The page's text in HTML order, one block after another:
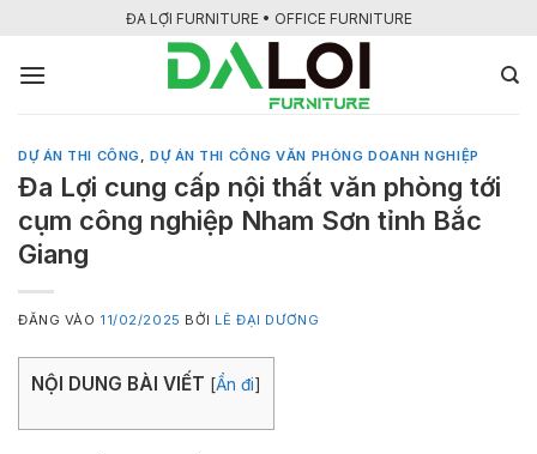
nội
ĐA LỢI FURNITURE • OFFICE FURNITURE
DỰ ÁN THI CÔNG, DỰ ÁN THI CÔNG VĂN PHÒNG DOANH NGHIỆP
Đa Lợi cung cấp nội thất văn phòng tới
cụm công nghiệp Nham Sơn tỉnh Bắc
Giang
ĐĂNG VÀO 11/02/2025 BỞI LÊ ĐẠI DƯƠNG
NỘI DUNG BÀI VIẾT [Ẩn đi]